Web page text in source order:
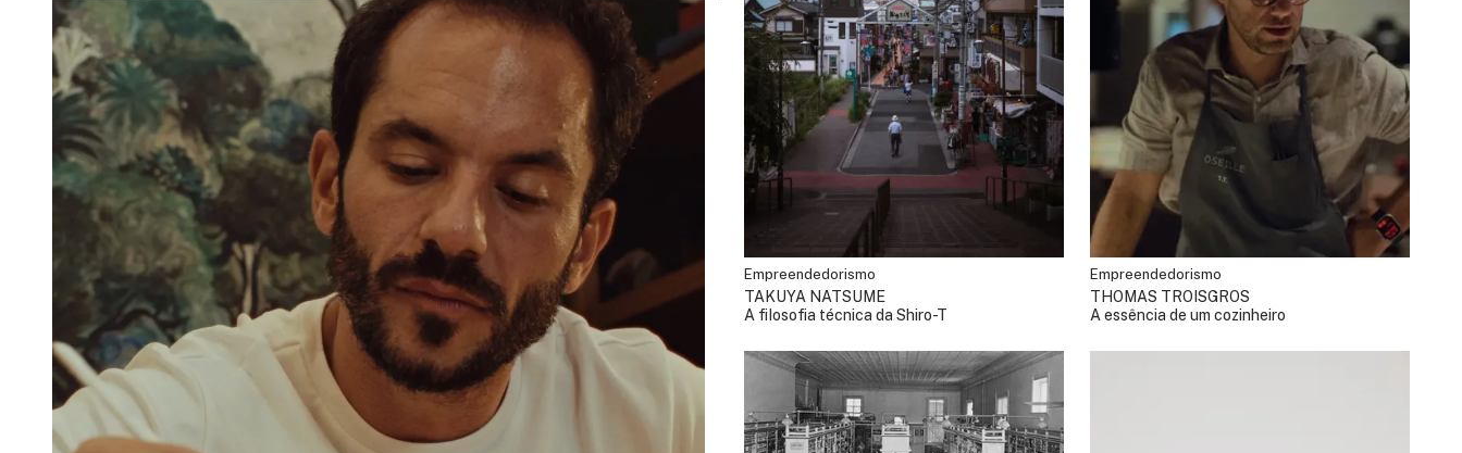
Empreendedorismo
TAKUYA NATSUME
A filosofia técnica da Shiro-T
Empreendedorismo
THOMAS TROISGROS
A essência de um cozinheiro